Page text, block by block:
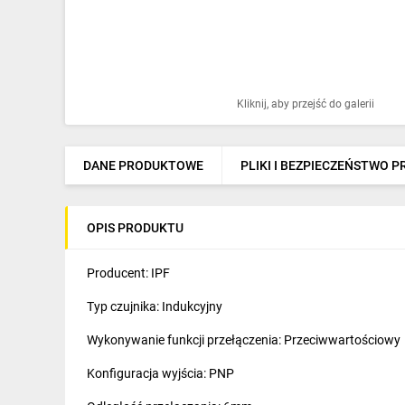
Ogrzewanie
Elektronarzędzia i mierniki
Napędy elektryczne
Pneumatyka
Dom i ogród
Klimatyzacja
Kliknij, aby przejść do galerii
DANE PRODUKTOWE PLIKI I BEZPIECZEŃSTWO
OPIS PRODUKTU
Producent: IPF
Typ czujnika: Indukcyjny
Wykonywanie funkcji przełączenia: Przeciwwartościowy
Konfiguracja wyjścia: PNP